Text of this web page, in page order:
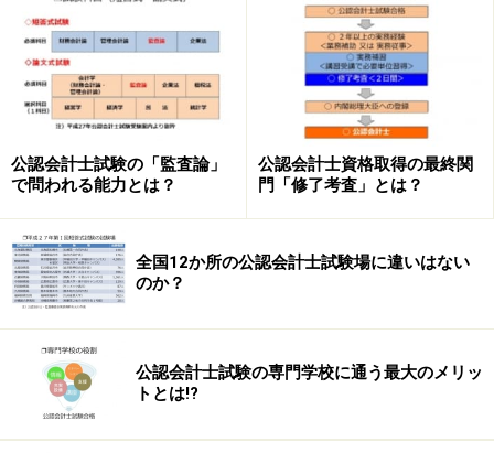
に言えば、「調査活動」の意味です。
このDDは、大きく財務DD 事業DDに分かれます（こ
の他にも、法務DD、人事DD等がありますが、公認会計
士が主に行う範囲は、財務DD・事業DDです）。
近年、公認会計士の活躍フィールドは非常に多岐にわた
の専門家として、高度な専門知識を活かした公認会計士
ならではの業務のひとつで、精度の高さや確実性などが
クライアントや金融機関などに対して安心感、信頼感を
与えます。
そして、その調査結果に基づいて、的確な助言や指導を
行い、企業が経営改善計画を立案するのを助けます。
公認会計士試験の「監査論」
で問われる能力とは？
公認会計士資格取得の最終関
門「修了考査」とは？
全国12か所の公認会計士試験場に違いはない
のか？
公認会計士試験の専門学校に通う最大のメリッ
トとは!?